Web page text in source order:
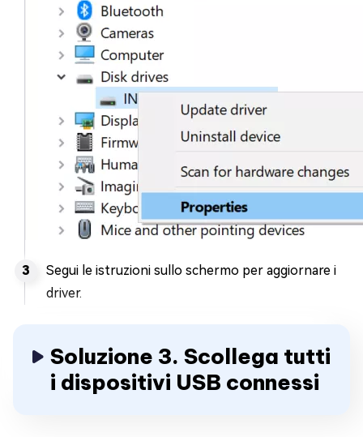
Segui le istruzioni sullo schermo per aggiornare i
driver.
Soluzione 3. Scollega tutti
i dispositivi USB connessi